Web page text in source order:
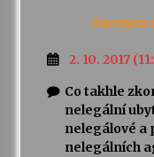
Anonym
2. 10. 2017
Co takhle
nelegální
nelegálové a
nelegálních